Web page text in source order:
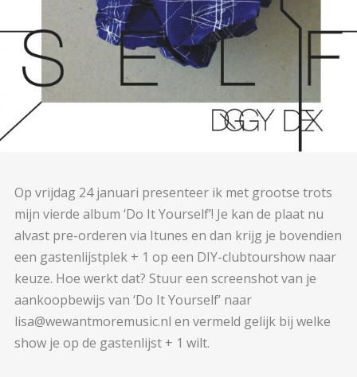
Op vrijdag 24 januari presenteer ik met grootse trots
mijn vierde album ‘Do It Yourself’! Je kan de plaat nu
alvast pre-orderen via Itunes en dan krijg je bovendien
een gastenlijstplek + 1 op een DIY-clubtourshow naar
keuze. Hoe werkt dat? Stuur een screenshot van je
aankoopbewijs van ‘Do It Yourself’ naar
lisa@wewantmoremusic.nl en vermeld gelijk bij welke
show je op de gastenlijst + 1 wilt.